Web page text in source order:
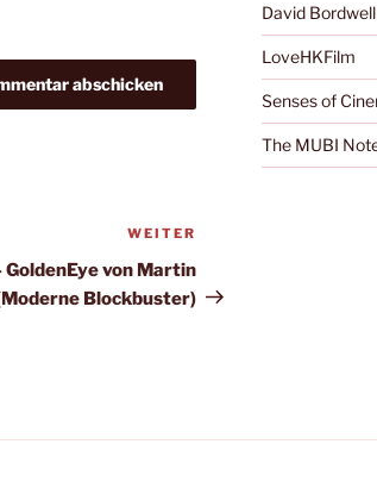
Beitrag
WEITER
GoldenEye von Martin
Blockbuster)
David Bordwell
LoveHKFilm
Senses of
The MUBI